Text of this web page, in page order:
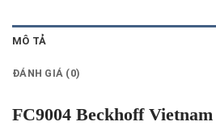
MÔ TẢ
ĐÁNH GIÁ (0)
FC9004 Beckhoff